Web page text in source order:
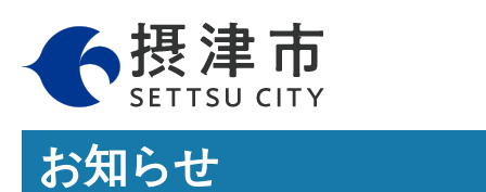
お知らせ